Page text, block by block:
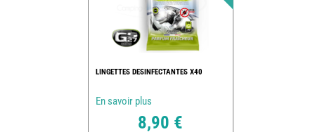
LINGETTES DESINFECTANTES X40
En savoir plus
8,90 €